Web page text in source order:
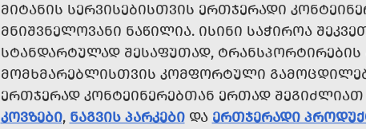
ᲛᲘᲢᲐᲜᲘᲡ ᲡᲔᲠᲕᲘᲡᲔᲑᲘᲡᲗᲕᲘᲡ ᲔᲠᲗᲯᲔᲠᲐᲓᲘ
ᲛᲜᲘᲨᲕᲜᲔᲚᲝᲕᲐᲜᲘ ᲜᲐᲬᲘᲚᲘᲐ. ᲘᲡᲘᲜᲘ ᲡᲐᲭᲘᲠᲝᲐ
ᲡᲢᲐᲜᲓᲐᲠᲢᲣᲚᲐᲓ ᲨᲔᲡᲐᲤᲣᲗᲐᲓ, ᲢᲠᲐᲜᲡᲞᲝᲠᲢᲘᲠᲔᲑᲘᲡ
ᲛᲝᲛᲮᲛᲐᲠᲔᲑᲚᲘᲡᲗᲕᲘᲡ ᲙᲝᲛᲤᲝᲠᲢᲣᲚᲘ
ᲔᲠᲗᲯᲔᲠᲐᲓ ᲙᲝᲜᲢᲔᲘᲜᲔᲠᲔᲑᲗᲐᲜ ᲔᲠᲗᲐᲓ
ᲙᲝᲕᲖᲔᲑᲘ, ᲜᲐᲒᲕᲘᲡ ᲞᲐᲠᲙᲔᲑᲘᲓᲐ ᲔᲠᲗᲯᲔᲠᲐᲓᲘ